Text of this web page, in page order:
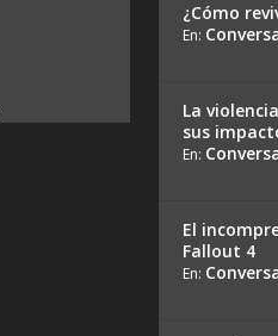
¿Cómo
En:
La
sus
En:
El
Fallout 4
En: